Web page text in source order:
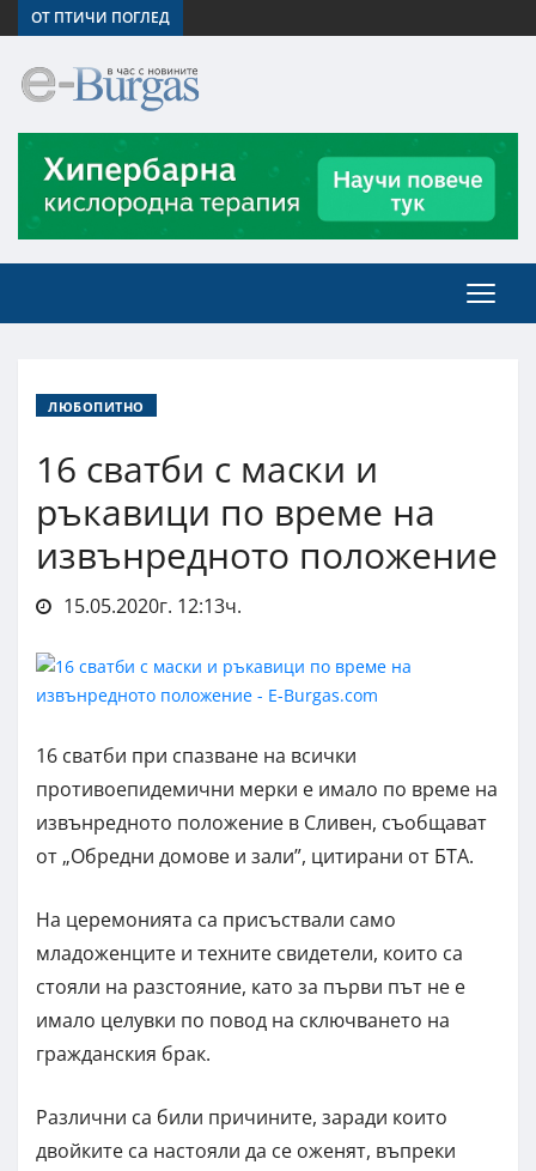
ОТ ПТИЧИ ПОГЛЕД
ЛЮБОПИТНО
16 сватби с маски и
ръкавици по време на
извънредното положение
15.05.2020г. 12:13ч.
16 сватби при спазване на всички
противоепидемични мерки е имало по време на
извънредното положение в Сливен, съобщават
от „Обредни домове и зали”, цитирани от БТА.
На церемонията са присъствали само
младоженците и техните свидетели, които са
стояли на разстояние, като за първи път не е
имало целувки по повод на сключването на
гражданския брак.
Различни са били причините, заради които
двойките са настояли да се оженят, въпреки